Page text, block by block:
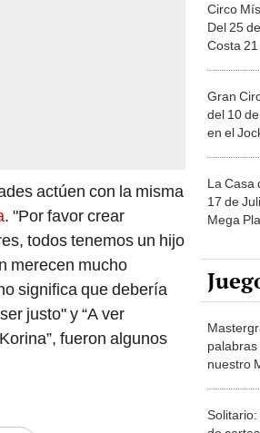
actúen con la misma
. "Por favor crear
todos tenemos un hijo
merecen mucho
significa que debería
justo" y “A ver
fueron algunos
Circo
Del 25
Costa 21
Gran
del 10
en el
La Casa
17 de
Mega
palabras
nuestro
Solitario: